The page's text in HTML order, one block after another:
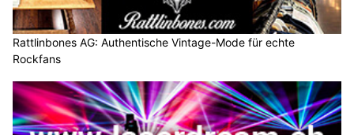
Rattlinbones AG: Authentische Vintage-Mode für echte
Rockfans